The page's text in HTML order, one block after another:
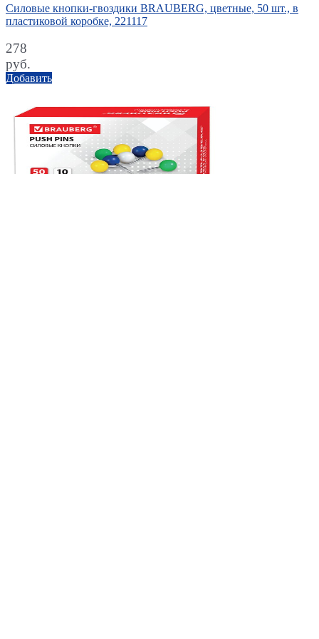
Силовые кнопки-гвоздики BRAUBERG, цветные, 50 шт., в
пластиковой коробке, 221117
278
руб.
Добавить